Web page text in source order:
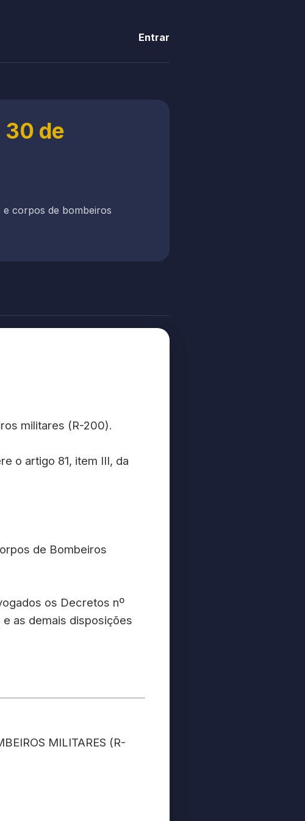
Entrar
30 de
corpos de bombeiros
militares (R-200).
o artigo 81, item III, da
de Bombeiros
os Decretos nº
as demais disposições
MILITARES (R-